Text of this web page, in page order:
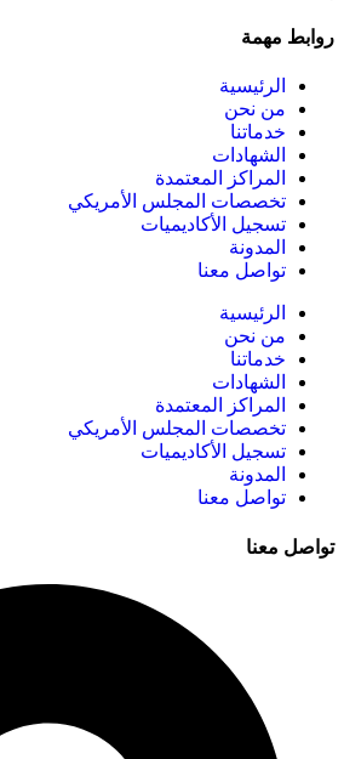
روابط مهمة
الرئيسية
من نحن
خدماتنا
الشهادات
المراكز المعتمدة
تخصصات المجلس الأمريكي
تسجيل الأكاديميات
المدونة
تواصل معنا
الرئيسية
من نحن
خدماتنا
الشهادات
المراكز المعتمدة
تخصصات المجلس الأمريكي
تسجيل الأكاديميات
المدونة
تواصل معنا
تواصل معنا